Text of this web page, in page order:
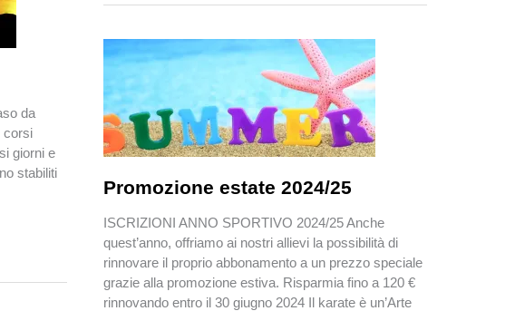
che
da
corsi
giorni e
stabiliti
Promozione estate 2024/25
ISCRIZIONI ANNO SPORTIVO 2024/25 Anche
quest’anno, offriamo ai nostri allievi la possibilità di
rinnovare il proprio abbonamento a un prezzo speciale
grazie alla promozione estiva. Risparmia fino a 120 €
rinnovando entro il 30 giugno 2024 Il karate è un’Arte